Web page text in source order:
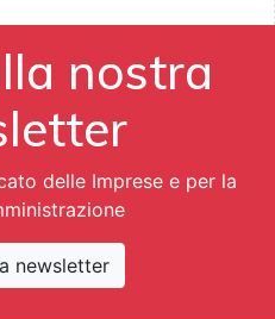
nostra
delle Imprese e per la
newsletter